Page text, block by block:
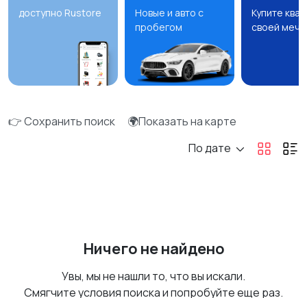
доступно Rustore
Новые и авто с
пробегом
Купите
своей
👉 Сохранить поиск
🌍Показать на карте
По дате
Ничего не найдено
Увы, мы не нашли то, что вы искали.
Смягчите условия поиска и попробуйте еще раз.